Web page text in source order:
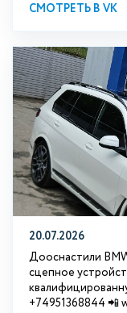
СМОТРЕТЬ В VK
20.07.2026
Дооснастили
сцепное
+74951368844 📲